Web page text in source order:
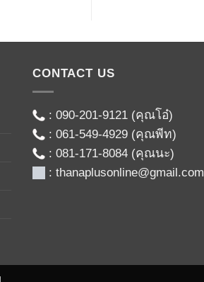
CONTACT US
: 090-201-9121(คุณโอ๋)
: 061-549-4929(คุณพีท)
: 081-171-8084(คุณนะ)
: thanaplusonline@gmail.com